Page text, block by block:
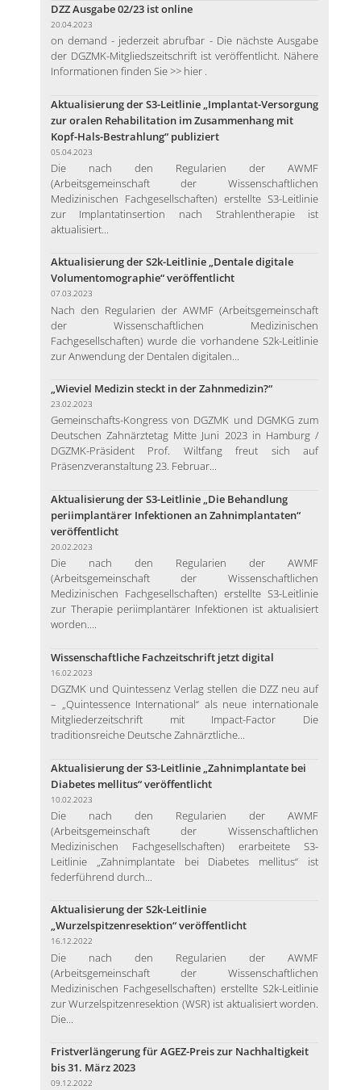
DZZ Ausgabe 02/23 ist online
20.04.2023
on demand - jederzeit abrufbar - Die nächste Ausgabe
der DGZMK-Mitgliedszeitschrift ist veröffentlicht. Nähere
Informationen finden Sie >> hier .
Aktualisierung der S3-Leitlinie „Implantat-Versorgung
zur oralen Rehabilitation im Zusammenhang mit
Kopf-Hals-Bestrahlung“ publiziert
05.04.2023
Die nach den Regularien der AWMF
(Arbeitsgemeinschaft der Wissenschaftlichen
Medizinischen Fachgesellschaften) erstellte S3-Leitlinie
zur Implantatinsertion nach Strahlentherapie ist
aktualisiert...
Aktualisierung der S2k-Leitlinie „Dentale digitale
Volumentomographie“ veröffentlicht
07.03.2023
Nach den Regularien der AWMF (Arbeitsgemeinschaft
der Wissenschaftlichen Medizinischen
Fachgesellschaften) wurde die vorhandene S2k-Leitlinie
zur Anwendung der Dentalen digitalen...
„Wieviel Medizin steckt in der Zahnmedizin?“
23.02.2023
Gemeinschafts-Kongress von DGZMK und DGMKG zum
Deutschen Zahnärztetag Mitte Juni 2023 in Hamburg /
DGZMK-Präsident Prof. Wiltfang freut sich auf
Präsenzveranstaltung 23. Februar...
Aktualisierung der S3-Leitlinie „Die Behandlung
periimplantärer Infektionen an Zahnimplantaten“
veröffentlicht
20.02.2023
Die nach den Regularien der AWMF
(Arbeitsgemeinschaft der Wissenschaftlichen
Medizinischen Fachgesellschaften) erstellte S3-Leitlinie
zur Therapie periimplantärer Infektionen ist aktualisiert
worden....
Wissenschaftliche Fachzeitschrift jetzt digital
16.02.2023
DGZMK und Quintessenz Verlag stellen die DZZ neu auf
– „Quintessence International“ als neue internationale
Mitgliederzeitschrift mit Impact-Factor Die
traditionsreiche Deutsche Zahnärztliche...
Aktualisierung der S3-Leitlinie „Zahnimplantate bei
Diabetes mellitus“ veröffentlicht
10.02.2023
Die nach den Regularien der AWMF
(Arbeitsgemeinschaft der Wissenschaftlichen
Medizinischen Fachgesellschaften) erarbeitete S3-
Leitlinie „Zahnimplantate bei Diabetes mellitus“ ist
federführend durch...
Aktualisierung der S2k-Leitlinie
„Wurzelspitzenresektion“ veröffentlicht
16.12.2022
Die nach den Regularien der AWMF
(Arbeitsgemeinschaft der Wissenschaftlichen
Medizinischen Fachgesellschaften) erstellte S2k-Leitlinie
zur Wurzelspitzenresektion (WSR) ist aktualisiert worden.
Die...
Fristverlängerung für AGEZ-Preis zur Nachhaltigkeit
bis 31. März 2023
09.12.2022